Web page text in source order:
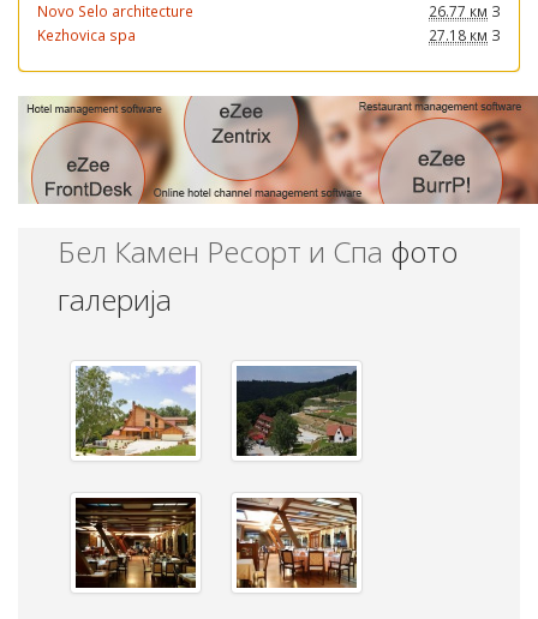
Novo Selo architecture
26.77 км З
Kezhovica spa
27.18 км З
Бел Камен Ресорт и Спа фото
галерија